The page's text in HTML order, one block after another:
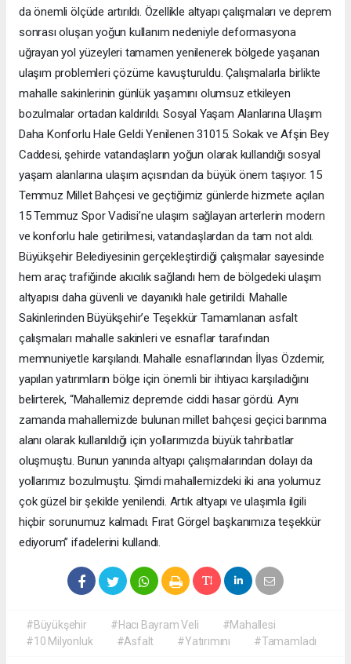
da önemli ölçüde artırıldı. Özellikle altyapı çalışmaları ve deprem
sonrası oluşan yoğun kullanım nedeniyle deformasyona
uğrayan yol yüzeyleri tamamen yenilenerek bölgede yaşanan
ulaşım problemleri çözüme kavuşturuldu. Çalışmalarla birlikte
mahalle sakinlerinin günlük yaşamını olumsuz etkileyen
bozulmalar ortadan kaldırıldı. Sosyal Yaşam Alanlarına Ulaşım
Daha Konforlu Hale Geldi Yenilenen 31015. Sokak ve Afşin Bey
Caddesi, şehirde vatandaşların yoğun olarak kullandığı sosyal
yaşam alanlarına ulaşım açısından da büyük önem taşıyor. 15
Temmuz Millet Bahçesi ve geçtiğimiz günlerde hizmete açılan
15 Temmuz Spor Vadisi’ne ulaşım sağlayan arterlerin modern
ve konforlu hale getirilmesi, vatandaşlardan da tam not aldı.
Büyükşehir Belediyesinin gerçekleştirdiği çalışmalar sayesinde
hem araç trafiğinde akıcılık sağlandı hem de bölgedeki ulaşım
altyapısı daha güvenli ve dayanıklı hale getirildi. Mahalle
Sakinlerinden Büyükşehir’e Teşekkür Tamamlanan asfalt
çalışmaları mahalle sakinleri ve esnaflar tarafından
memnuniyetle karşılandı. Mahalle esnaflarından İlyas Özdemir,
yapılan yatırımların bölge için önemli bir ihtiyacı karşıladığını
belirterek, “Mahallemiz depremde ciddi hasar gördü. Aynı
zamanda mahallemizde bulunan millet bahçesi geçici barınma
alanı olarak kullanıldığı için yollarımızda büyük tahribatlar
oluşmuştu. Bunun yanında altyapı çalışmalarından dolayı da
yollarımız bozulmuştu. Şimdi mahallemizdeki iki ana yolumuz
çok güzel bir şekilde yenilendi. Artık altyapı ve ulaşımla ilgili
hiçbir sorunumuz kalmadı. Fırat Görgel başkanımıza teşekkür
ediyorum” ifadelerini kullandı.
#Büyükşehir #Hacı Bayram Veli
#Mahallesi
#10 Milyonluk
#Asfalt #Yatırımını #Tamamladı